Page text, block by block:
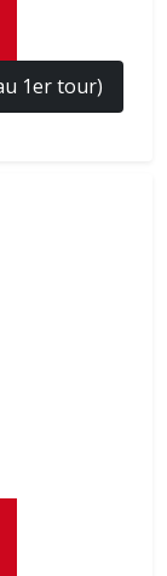
1er tour)